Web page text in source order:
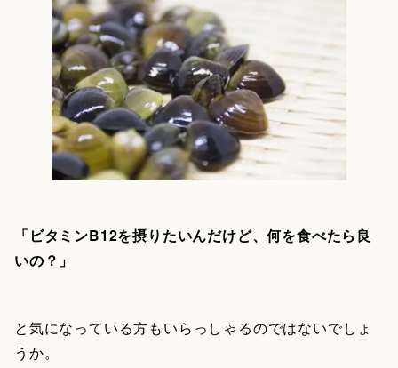
「ビタミンB12を摂りたいんだけど、何を食べたら良
いの？」
と気になっている方もいらっしゃるのではないでしょ
うか。